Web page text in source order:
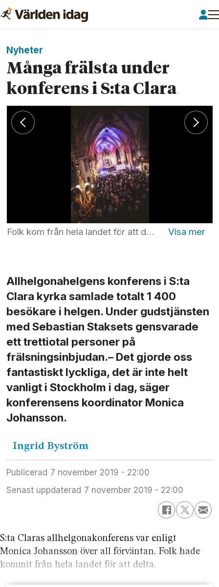
Nyheter
Många frälsta under
konferens i S:ta Clara
Folk kom från hela landet för att delta i allahelgonakonferensen i S:ta Clara kyrka. Foto: Rickard L Eriksson
Allhelgonahelgens konferens i S:ta
Clara kyrka samlade totalt 1 400
besökare i helgen. Under gudstjänsten
med Sebastian Staksets gensvarade
ett trettiotal personer på
frälsningsinbjudan.– Det gjorde oss
fantastiskt lyckliga, det är inte helt
vanligt i Stockholm i dag, säger
konferensens koordinator Monica
Johansson.
Ingrid Byström
Publicerad
7 november 2019 - 22:00
Senast uppdaterad
7 november 2019 - 22:00
S:ta Claras allhelgonakonferens var enligt
Monica Johansson över all förväntan. Folk hade
kommit från hela landet för att delta.